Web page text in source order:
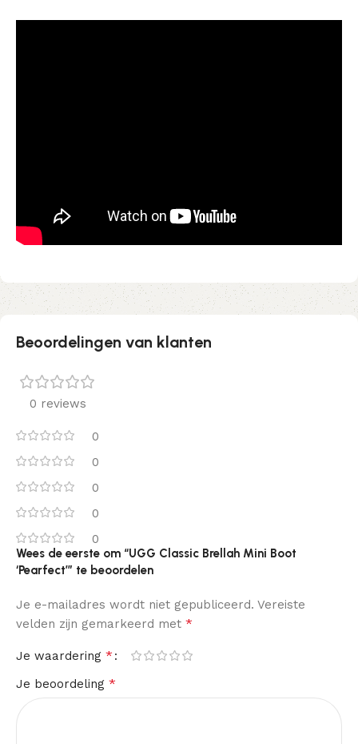
Beoordelingen van klanten
0 reviews
0
0
0
0
0
Wees de eerste om “UGG Classic Brellah Mini Boot
‘Pearfect’” te beoordelen
Je e-mailadres wordt niet gepubliceerd. Vereiste
velden zijn gemarkeerd met *
Je waardering *
Je beoordeling *